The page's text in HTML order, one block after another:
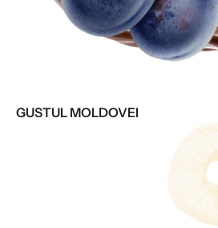
GUSTUL MOLDOVEI